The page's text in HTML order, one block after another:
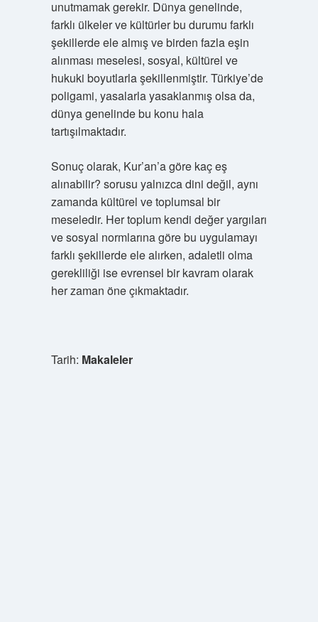
unutmamak gerekir. Dünya genelinde,
farklı ülkeler ve kültürler bu durumu farklı
şekillerde ele almış ve birden fazla eşin
alınması meselesi, sosyal, kültürel ve
hukuki boyutlarla şekillenmiştir. Türkiye’de
poligami, yasalarla yasaklanmış olsa da,
dünya genelinde bu konu hala
tartışılmaktadır.
Sonuç olarak, Kur’an’a göre kaç eş
alınabilir? sorusu yalnızca dini değil, aynı
zamanda kültürel ve toplumsal bir
meseledir. Her toplum kendi değer yargıları
ve sosyal normlarına göre bu uygulamayı
farklı şekillerde ele alırken, adaletli olma
gerekliliği ise evrensel bir kavram olarak
her zaman öne çıkmaktadır.
Tarih: Makaleler